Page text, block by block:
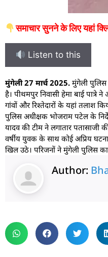
समाचार सुनने के लिए यहां
Listen to this
मुंगेली 27 मार्च 2025. मुंगेली पुलिस
है। पीथमपुर निवासी हेमा बाई पात्रे
गांवों और रिश्तेदारों के यहां तलाश
पुलिस अधीक्षक भोजराम पटेल के
यादव की टीम ने लगातार
वर्षीय युवक के साथ कोई अप्रिय
खिल उठे। परिजनों ने मुंगेली पुलिस
Author: